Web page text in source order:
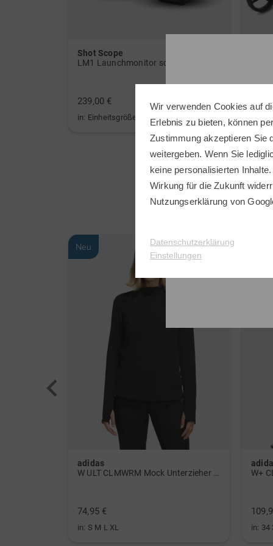
Shot Scope
LM1 Launchmonitor schwarz
239,00 €
in: Einheitsgröße
Neu
adidas
74,95 €
in: S M L XL
W+
in: 34
Wir verwenden Cookies auf
Erlebnis zu bieten, können
Zustimmung akzeptieren Sie
weitergeben. Wenn Sie
keine personalisierten
Wirkung für die Zukunft
Nutzungserklärung von
Datenschutzerklärung
Einstellungen